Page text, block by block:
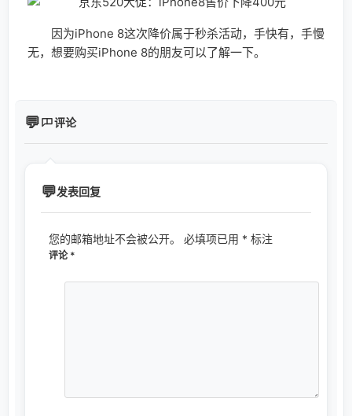
因为iPhone 8这次降价属于秒杀活动，手快有，手慢
无，想要购买iPhone 8的朋友可以了解一下。
评论
发表回复
您的邮箱地址不会被公开。 必填项已用 * 标注
评论 *